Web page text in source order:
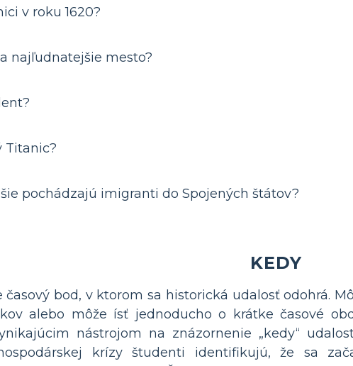
v roku 1620?
najľudnatejšie mesto?
Titanic?
pochádzajú imigranti do Spojených štátov?
KEDY
časový bod, v ktorom sa historická udalosť odohrá.
alebo môže ísť jednoducho o krátke časové
nástrojom na znázornenie „kedy“
krízy študenti identifikujú, že sa